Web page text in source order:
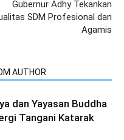
Gubernur Adhy Tekankan
SDM Profesional dan
Agamis
AUTHOR
dan Yayasan Buddha
Tangani Katarak